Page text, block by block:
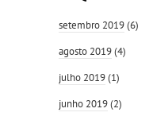
setembro 2019(6)
agosto 2019(4)
julho 2019(1)
junho 2019(2)